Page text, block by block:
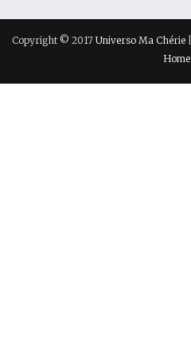
Copyright © 2017 Universo Ma Chérie
Home